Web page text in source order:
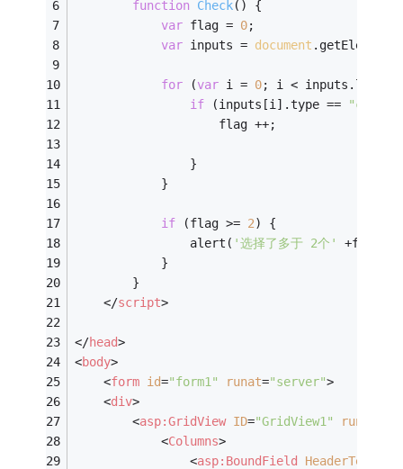
function Check( ) {
var flag = 0;
var inputs = document
for (var i = 0; i <
if (inputs[i].type ==
                    flag ++;
                }
            }
if (flag >= 2) {
                alert(
'选择了多于 2个'
+flag);
            }
        }
</script>
</head>
<body>
<form id="form1" runat="server">
<div>
<asp:GridView ID="GridView1" runat
<Columns>
<asp:BoundField HeaderText